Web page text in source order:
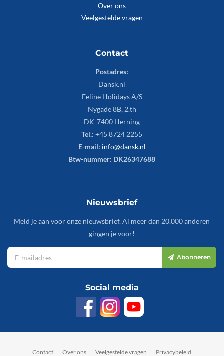
Over ons
Veelgestelde vragen
Contact
Postadres:
Dansk.nl
Feline Holidays A/S
Nygade 8B, 2.th
DK-7400 Herning
Tel.: +45 8724 2255
E-mail: info@dansk.nl
Btw-nummer: DK26347688
Nieuwsbrief
Meld je aan voor onze nieuwsbrief. Al meer dan 20.000 anderen
gingen je voor!
Abonneren
Social media
Contact Over ons Veelgestelde vragen Privacybeleid